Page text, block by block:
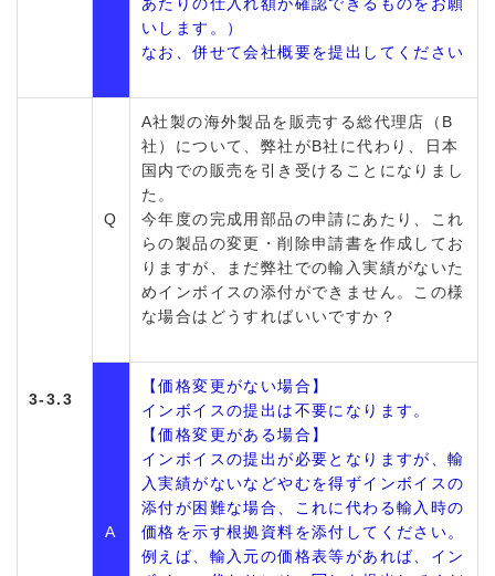
いします。）
なお、併せて会社概要を提出してください
3-3.3
Q
A社製の海外製品を販売する総代理店（B
社）について、弊社がB社に代わり、日本
国内での販売を引き受けることになりまし
た。
今年度の完成用部品の申請にあたり、これ
らの製品の変更・削除申請書を作成してお
りますが、まだ弊社での輸入実績がないた
めインボイスの添付ができません。この様
な場合はどうすればいいですか？
A
【価格変更がない場合】
インボイスの提出は不要になります。
【価格変更がある場合】
インボイスの提出が必要となりますが、輸
入実績がないなどやむを得ずインボイスの
添付が困難な場合、これに代わる輸入時の
価格を示す根拠資料を添付してください。
例えば、輸入元の価格表等があれば、イン